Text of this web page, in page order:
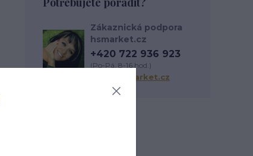
Zákaznická podpora
hsmarket.cz
+420 722 936 923
(Po-Pá, 8-16 hod.)
info@hsmarket.cz